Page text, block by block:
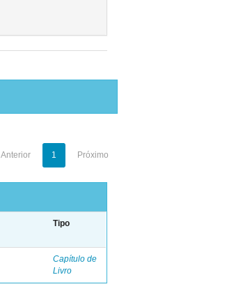
Anterior 1 Próximo
Tipo
Capítulo de
Livro